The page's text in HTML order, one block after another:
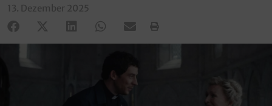
13. Dezember 2025